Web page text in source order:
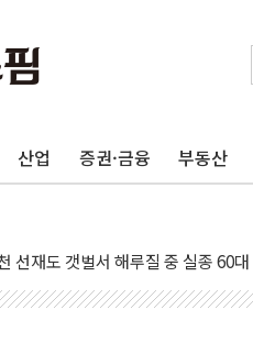
산업 증권·금융 부동산
, 이란전 출구전략 만지작…공습 한
·동해·삼척 시간당 최대 50㎜ 폭우
기물 수거하다 참변…60대 환경미화
통령 "결혼 때문에 손해 보는 일 없
오동도 인근 해상서 모터보트 전
선재도 갯벌서 해루질 중 실종 60
서 말다툼 중 어머니 흉기 살해 10